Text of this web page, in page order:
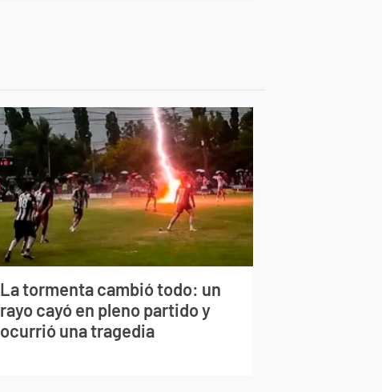
La tormenta cambió todo: un
rayo cayó en pleno partido y
ocurrió una tragedia